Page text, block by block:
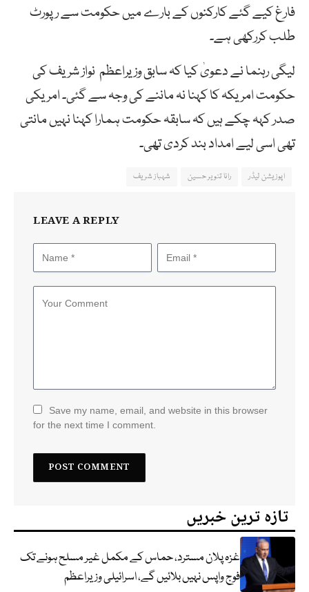
فارغ کیے گئے کارکنوں کے بارے میں حکومت سے رپورٹ
طلب کررکھی ہے۔
لیگی رہنما نے دعویٰ کیا کہ سابق وزیراعظم نواز شریف کی
حکومت امریکہ کا کہنا نہ ماننے کی وجہ سے گئی۔ امریکی
صدر کہہ چکے ہیں کہ سابقہ حکومت ہمارا کہنا نہیں مانتی
تھی اسی لیے امداد بند کردی تھی۔
اپوزیشن لیڈر رانا تنویر حسین شہباز شریف
LEAVE A REPLY
Save my name, email, and website in this browser
for the next time I comment.
تازہ ترین خبریں
غزہ پلان مسترد، حماس کے مکمل غیر مسلح ہونے تک
فوج واپس نہیں بلائیں گے، اسرائیلی وزیراعظم